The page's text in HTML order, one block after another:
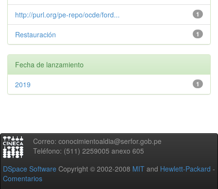
1
http://purl.org/pe-repo/ocde/ford...
1
Restauración
Fecha de lanzamiento
1
2019
Correo: conocimientoaldia@serfor.gob.pe
Teléfono: (511) 2259005 anexo 605
DSpace Software Copyright © 2002-2008 MIT and Hewlett-Packard -
Comentarios